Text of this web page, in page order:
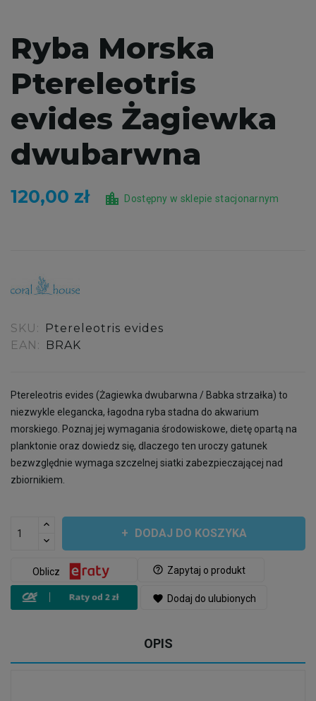
Ryba Morska
Ptereleotris
evides Żagiewka
dwubarwna
120,00 zł location_city Dostępny w sklepie stacjonarnym
SKU:
Ptereleotris evides
EAN:
BRAK
Ptereleotris evides (Żagiewka dwubarwna / Babka strzałka) to
niezwykle elegancka, łagodna ryba stadna do akwarium
morskiego. Poznaj jej wymagania środowiskowe, dietę opartą na
planktonie oraz dowiedz się, dlaczego ten uroczy gatunek
bezwzględnie wymaga szczelnej siatki zabezpieczającej nad
zbiornikiem.
DODAJ DO KOSZYKA
help_outline Zapytaj o produkt
Oblicz
favorite Dodaj do ulubionych
OPIS